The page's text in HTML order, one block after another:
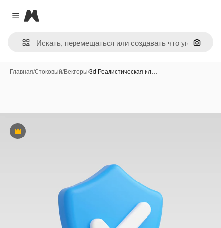
Close menu
Magnific
Поиск
Главная/Стоковый/Векторы/3d Реалистическая ил…
Премиум